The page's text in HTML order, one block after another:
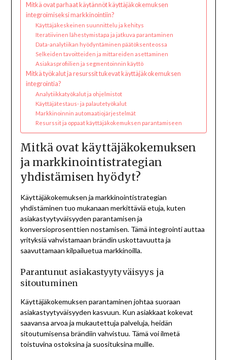
Mitkä ovat parhaat käytännöt käyttäjäkokemuksen
integroimiseksi markkinointiin?
Käyttäjäkeskeinen suunnittelu ja kehitys
Iteratiivinen lähestymistapa ja jatkuva parantaminen
Data-analytiikan hyödyntäminen päätöksenteossa
Selkeiden tavoitteiden ja mittareiden asettaminen
Asiakasprofiilien ja segmentoinnin käyttö
Mitkä työkalut ja resurssit tukevat käyttäjäkokemuksen
integrointia?
Analytiikkatyökalut ja ohjelmistot
Käyttäjätestaus- ja palautetyökalut
Markkinoinnin automaatiojärjestelmät
Resurssit ja oppaat käyttäjäkokemuksen parantamiseen
Mitkä ovat käyttäjäkokemuksen
ja markkinointistrategian
yhdistämisen hyödyt?
Käyttäjäkokemuksen ja markkinointistrategian
yhdistäminen tuo mukanaan merkittäviä etuja, kuten
asiakastyytyväisyyden parantamisen ja
konversioprosenttien nostamisen. Tämä integrointi auttaa
yrityksiä vahvistamaan brändin uskottavuutta ja
saavuttamaan kilpailuetua markkinoilla.
Parantunut asiakastyytyväisyys ja
sitoutuminen
Käyttäjäkokemuksen parantaminen johtaa suoraan
asiakastyytyväisyyden kasvuun. Kun asiakkaat kokevat
saavansa arvoa ja mukautettuja palveluja, heidän
sitoutumisensa brändiin vahvistuu. Tämä voi ilmetä
toistuvina ostoksina ja suosituksina muille.